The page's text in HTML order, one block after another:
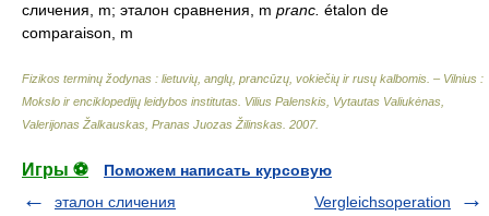
сличения, m; эталон сравнения, m pranc. étalon de
comparaison, m
Fizikos terminų žodynas : lietuvių, anglų, prancūzų, vokiečių ir rusų kalbomis. – Vilnius :
Mokslo ir enciklopedijų leidybos institutas Vilius Palenskis, Vytautas Valiukėnas,
Valerijonas Žalkauskas, Pranas Juozas Žilinskas 2007.
Игры ⚽
Поможем написать курсовую
эталон сличения
Vergleichsoperation